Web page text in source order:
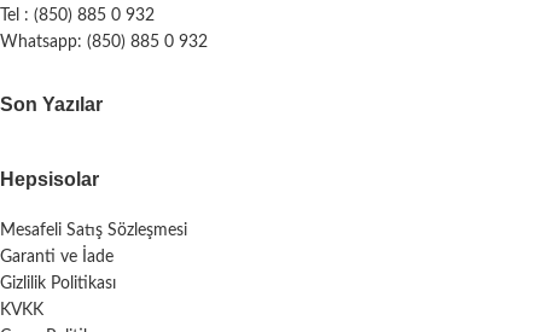
Tel : (850) 885 0 932
Whatsapp: (850) 885 0 932
Son Yazılar
Hepsisolar
Mesafeli Satış Sözleşmesi
Garanti ve İade
Gizlilik Politikası
KVKK